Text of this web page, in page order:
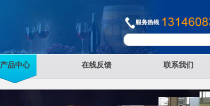
产品中心 在线反馈 联系我们